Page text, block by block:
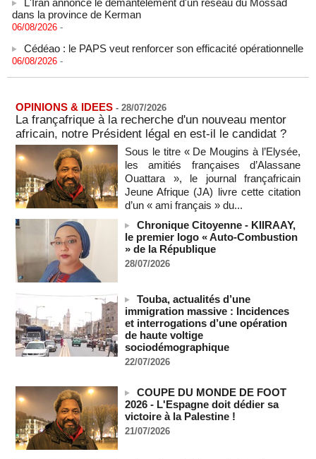
dans la province de Kerman
06/08/2026 -
06/08/2026
L'armée nigériane obtient une hausse salariale historique
Au Nigeria, plus de 300 victimes d’enlèvements ont été
libérées
06/08/2026 -
Au Nigeria, plus de 300 victimes d’enlèvements ont été
libérées
06/08/2026 -
Soutenir l’intégrité de l’information à Sao Tomé-et-Principe à
06/08/2026 -
Taïwan bloque un pont stratégique lors de la simulation d'une
invasion par la Chine
06/08/2026 -
Les Bourses mondiales suspendues au Moyen-Orient,
records en Europe
06/08/2026
Soudan du Sud : Les avocats de Riek Machar sollicitent un
accès à leur client avant la prochaine audience
France-Algérie: l'affaire Mehdi Laribi relance la coopération
policière contre le narcotrafic
06/08/2026 -
Guinée : l'absence du président Doumbouya ravive les
tensions politiques
OPINIONS & IDEES - 28/07/2026
La françafrique à la recherche d'un nouveau mentor
africain, notre Président légal en est-il le candidat ?
Sous le titre « De Mougins à l’Elysée,
les amitiés françaises d’Alassane
Ouattara », le journal françafricain
Jeune Afrique (JA) livre cette citation
d’un « ami français » du...
Chronique Citoyenne - KIIRAAY,
le premier logo « Auto-Combustion
» de la République
28/07/2026
Touba, actualités d’une
immigration massive : Incidences
et interrogations d’une opération
de haute voltige
sociodémographique
22/07/2026
COUPE DU MONDE DE FOOT
2026 - L'Espagne doit dédier sa
victoire à la Palestine !
21/07/2026